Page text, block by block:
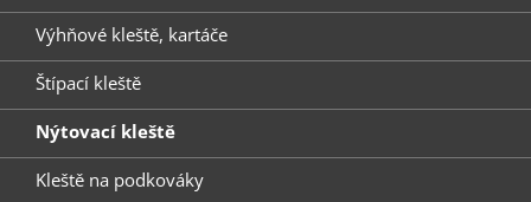
Výhňové kleště, kartáče
Štípací kleště
Nýtovací kleště
Kleště na podkováky